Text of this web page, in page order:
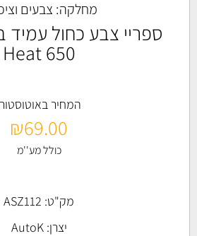
מחלקה: צבעים
Heat 650
המחיר
₪69.00
כולל מע''מ
מק"ט: ASZ112
יצרן:AutoK